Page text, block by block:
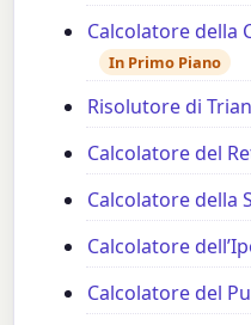
Calcolatore della
In Primo Piano
Risolutore di
Calcolatore del
Calcolatore della
Calcolatore
Calcolatore del